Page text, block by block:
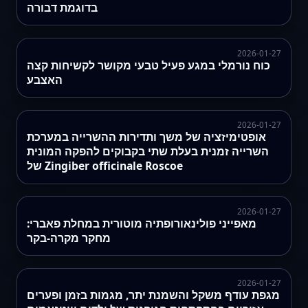
בדוגמת דבורה
2026-01-27
כוח נורמלי במגע פעיל טבעי מקושר לקשיחות קצה
האצבע
2026-01-27
אופטימיזציה של משך ותדירות ההשרייה במערכת
השרייה זמנית בעלת שתי בקבוקים להפקה המונית
של Zingiber officinale Roscoe
2026-01-27
מאפייני פולינאורופתיה מוטורית במחלת פאברי:
מחקר מקרה-בקר
2026-01-27
מגפת עודף משקל והשמנת יתר, מגמות בזמן ופערים